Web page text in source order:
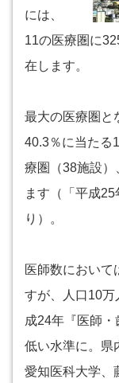
には、
11の医療圏に
在します。
最大の医療圏と
40.3％に当たる
療圏（38施設）
ます（「平成
り）。
医師数において
すが、人口10
成24年『医師
低い水準に。県
愛知医科大学、